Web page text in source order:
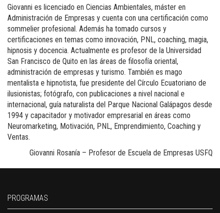
Giovanni es licenciado en Ciencias Ambientales, máster en
Administración de Empresas y cuenta con una certificación como
sommelier profesional. Además ha tomado cursos y
certificaciones en temas como innovación, PNL, coaching, magia,
hipnosis y docencia. Actualmente es profesor de la Universidad
San Francisco de Quito en las áreas de filosofía oriental,
administración de empresas y turismo. También es mago
mentalista e hipnotista, fue presidente del Círculo Ecuatoriano de
ilusionistas; fotógrafo, con publicaciones a nivel nacional e
internacional, guía naturalista del Parque Nacional Galápagos desde
1994 y capacitador y motivador empresarial en áreas como
Neuromarketing, Motivación, PNL, Emprendimiento, Coaching y
Ventas.
Giovanni Rosanía – Profesor de Escuela de Empresas USFQ
PROGRAMAS